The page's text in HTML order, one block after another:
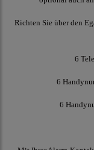
Richten Sie über den
6
6
6